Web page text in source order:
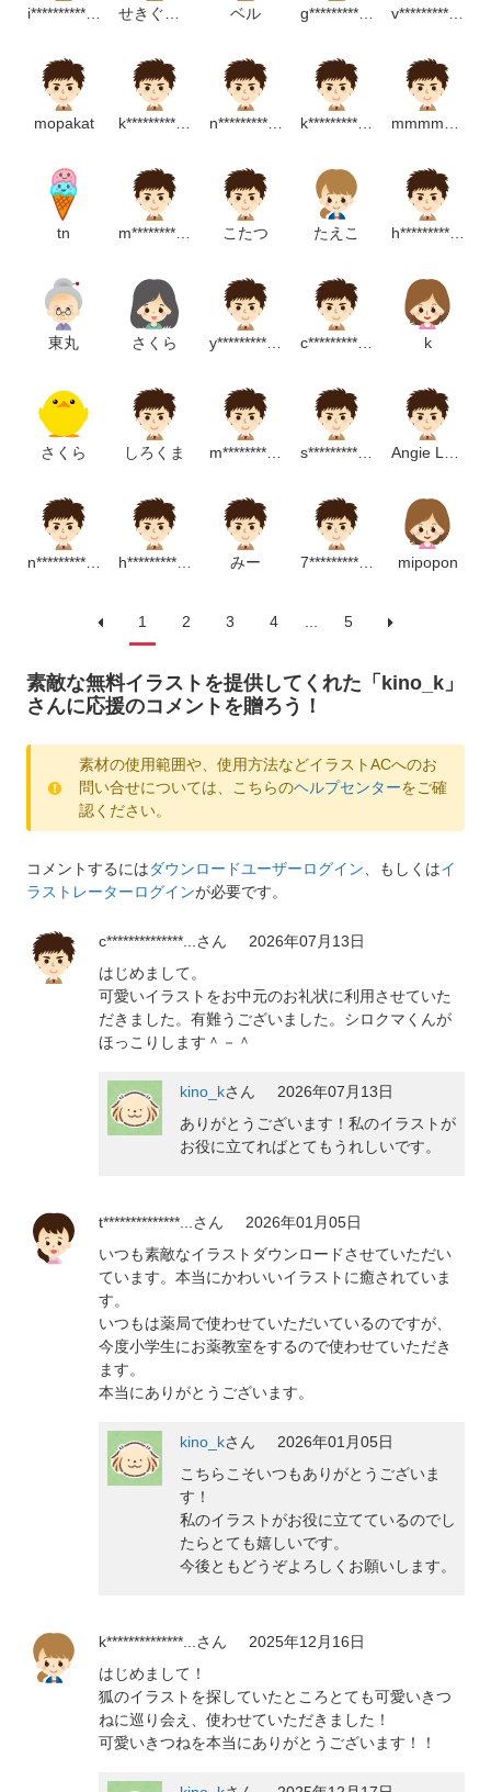
i******************p ベル g******************m v****************************p
mopakat k********************p n********************p k*****************m
tn m*******************p こたつ たえこ h****************m
東丸 さくら y****************m c***************m k
さくら しろくま m*******************m s***********************p
n**********************m h*******************m みー 7************************p mipopon
1 2 3 4 ... 5
素敵な無料イラストを提供してくれた「kino_k」
さんに応援のコメントを贈ろう！
素材の使用範囲や、使用方法などイラストACへのお
問い合せについては、こちらのヘルプセンターをご確
認ください。
コメントするにはダウンロードユーザーログイン、もしくはイ
ラストレーターログインが必要です。
c**************...さん
2026年07月13日
はじめまして。
可愛いイラストをお中元のお礼状に利用させていた
だきました。有難うございました。シロクマくんが
ほっこりします＾－＾
kino_kさん
2026年07月13日
ありがとうございます！私のイラストが
お役に立てればとてもうれしいです。
t**************...さん
2026年01月05日
いつも素敵なイラストダウンロードさせていただい
ています。本当にかわいいイラストに癒されていま
す。
いつもは薬局で使わせていただいているのですが、
今度小学生にお薬教室をするので使わせていただき
ます。
本当にありがとうございます。
kino_kさん
2026年01月05日
こちらこそいつもありがとうございま
す！
私のイラストがお役に立てているのでし
たらとても嬉しいです。
今後ともどうぞよろしくお願いします。
k**************...さん
2025年12月16日
はじめまして！
狐のイラストを探していたところとても可愛いきつ
ねに巡り会え、使わせていただきました！
可愛いきつねを本当にありがとうございます！！